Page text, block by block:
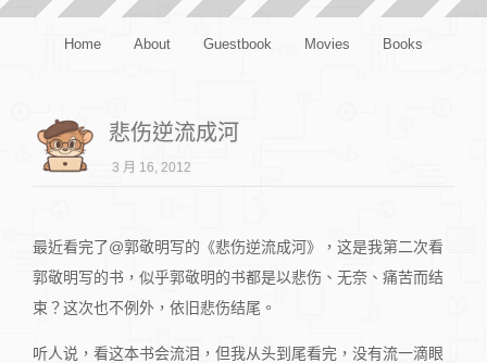
Home About Guestbook Movies Books
悲伤逆流成河
3 月 16, 2012
最近看完了@郭敬明写的《悲伤逆流成河》，这是我第二次看
郭敬明写的书，似乎郭敬明的书都是以悲伤、无奈、痛苦而结
束？这次也不例外，依旧悲伤结尾。
听人说，看这本书会流泪，但我从头到尾看完，没有流一滴眼